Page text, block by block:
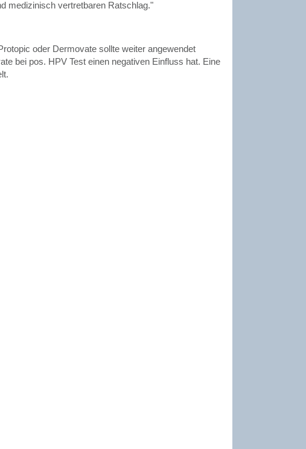
medizinisch vertretbaren Ratschlag."
oder Dermovate sollte weiter angewendet
bei pos. HPV Test einen negativen Einfluss hat. Eine